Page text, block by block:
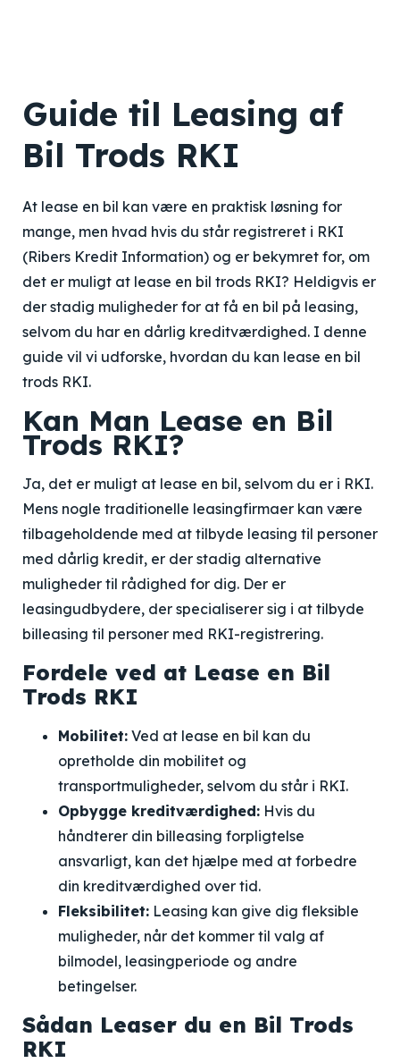
Guide til Leasing af
Bil Trods RKI
At lease en bil kan være en praktisk løsning for
mange, men hvad hvis du står registreret i RKI
(Ribers Kredit Information) og er bekymret for, om
det er muligt at lease en bil trods RKI? Heldigvis er
der stadig muligheder for at få en bil på leasing,
selvom du har en dårlig kreditværdighed. I denne
guide vil vi udforske, hvordan du kan lease en bil
trods RKI.
Kan Man Lease en Bil
Trods RKI?
Ja, det er muligt at lease en bil, selvom du er i RKI.
Mens nogle traditionelle leasingfirmaer kan være
tilbageholdende med at tilbyde leasing til personer
med dårlig kredit, er der stadig alternative
muligheder til rådighed for dig. Der er
leasingudbydere, der specialiserer sig i at tilbyde
billeasing til personer med RKI-registrering.
Fordele ved at Lease en Bil
Trods RKI
Mobilitet: Ved at lease en bil kan du
opretholde din mobilitet og
transportmuligheder, selvom du står i RKI.
Opbygge kreditværdighed: Hvis du
håndterer din billeasing forpligtelse
ansvarligt, kan det hjælpe med at forbedre
din kreditværdighed over tid.
Fleksibilitet: Leasing kan give dig fleksible
muligheder, når det kommer til valg af
bilmodel, leasingperiode og andre
betingelser.
Sådan Leaser du en Bil Trods
RKI